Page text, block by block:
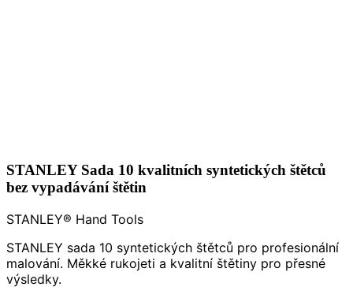
STANLEY Sada 10 kvalitních syntetických štětců
bez vypadávání štětin
STANLEY® Hand Tools
STANLEY sada 10 syntetických štětců pro profesionální
malování. Měkké rukojeti a kvalitní štětiny pro přesné
výsledky.